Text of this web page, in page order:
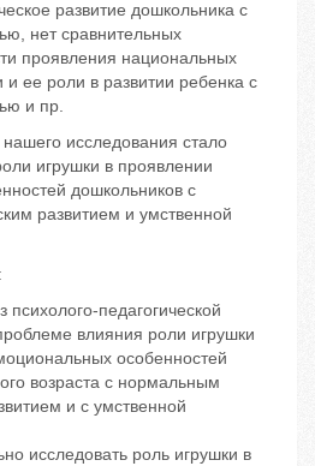
развитие дошкольника с
нет сравнительных
проявления национальных
и ее роли в развитии ребенка с
и пр.
исследования стало
игрушки в проявлении
дошкольников с
развитием и умственной
психолого-педагогической
влияния роли игрушки
особенностей
возраста с нормальным
и с умственной
исследовать роль игрушки в